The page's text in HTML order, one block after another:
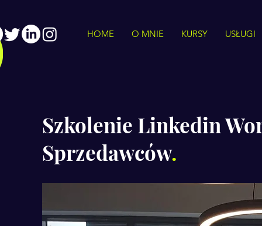
HOME O MNIE KURSY USŁUGI
Szkolenie Linkedin
Sprzedawców.